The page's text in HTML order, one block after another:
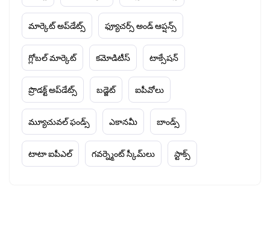
మార్కెట్ అప్‌డేట్స్ ఫ్యూచర్స్ అండ్ ఆప్షన్స్
గ్లోబల్ మార్కెట్ కమోడిటీస్ టాక్సేషన్
ప్రొడక్ట్ అప్‌డేట్స్ బడ్జెట్ ఐపీవోలు
మ్యూచువల్ ఫండ్స్ ఎకానమీ బాండ్స్
టాటా ఐపీఎల్ గవర్న్మెంట్ స్కీమ్‌లు స్టాక్స్